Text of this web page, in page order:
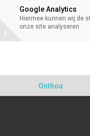
Lot gecertificeerd
Ongeëvenaarde
transport alsook
Brede opening voor
5 ml volume ideaal voor
Google Analytics
Hiermee kunnen wij de
onze site analyseren
?
Onthou